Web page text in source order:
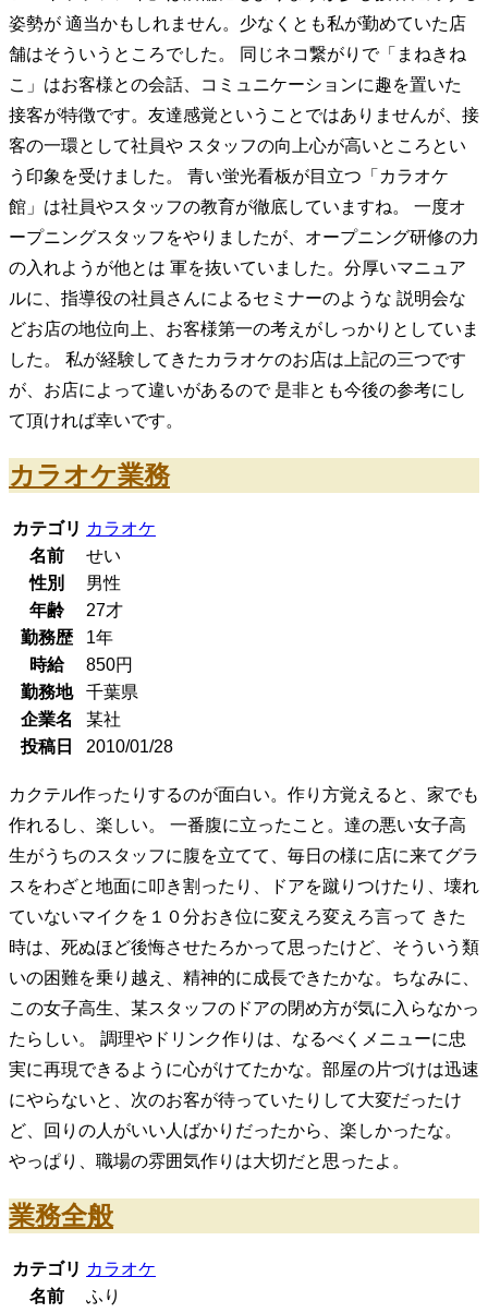
姿勢が 適当かもしれません。少なくとも私が勤めていた店
舗はそういうところでした。 同じネコ繋がりで「まねきね
こ」はお客様との会話、コミュニケーションに趣を置いた
接客が特徴です。友達感覚ということではありませんが、接
客の一環として社員や スタッフの向上心が高いところとい
う印象を受けました。 青い蛍光看板が目立つ「カラオケ
館」は社員やスタッフの教育が徹底していますね。 一度オ
ープニングスタッフをやりましたが、オープニング研修の力
の入れようが他とは 軍を抜いていました。分厚いマニュア
ルに、指導役の社員さんによるセミナーのような 説明会な
どお店の地位向上、お客様第一の考えがしっかりとしていま
した。 私が経験してきたカラオケのお店は上記の三つです
が、お店によって違いがあるので 是非とも今後の参考にし
て頂ければ幸いです。
カラオケ業務
カテゴリ カラオケ
名前
せい
性別
男性
年齢
27才
勤務歴
1年
時給
850円
勤務地
千葉県
企業名
某社
投稿日
2010/01/28
カクテル作ったりするのが面白い。作り方覚えると、家でも
作れるし、楽しい。 一番腹に立ったこと。達の悪い女子高
生がうちのスタッフに腹を立てて、毎日の様に店に来てグラ
スをわざと地面に叩き割ったり、ドアを蹴りつけたり、壊れ
ていないマイクを１０分おき位に変えろ変えろ言って きた
時は、死ぬほど後悔させたろかって思ったけど、そういう類
いの困難を乗り越え、精神的に成長できたかな。ちなみに、
この女子高生、某スタッフのドアの閉め方が気に入らなかっ
たらしい。 調理やドリンク作りは、なるべくメニューに忠
実に再現できるように心がけてたかな。部屋の片づけは迅速
にやらないと、次のお客が待っていたりして大変だったけ
ど、回りの人がいい人ばかりだったから、楽しかったな。
やっぱり、職場の雰囲気作りは大切だと思ったよ。
業務全般
カテゴリ カラオケ
名前
ふり